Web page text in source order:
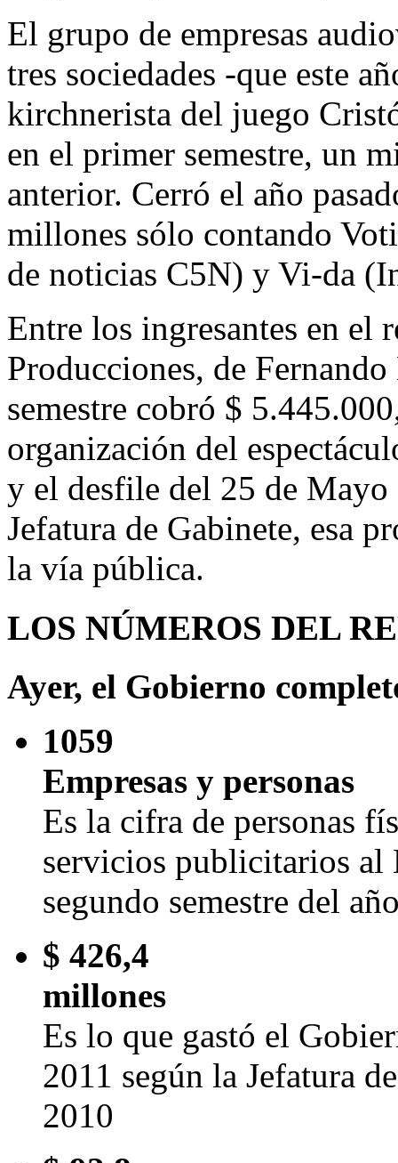
El grupo de empresas
tres sociedades -que este
kirchnerista del juego
en el primer semestre, un
anterior. Cerró el año
millones sólo contando
de noticias C5N) y Vi-da
Entre los ingresantes en el
Producciones, de
semestre cobró $
organización del
y el desfile del 25 de
Jefatura de Gabinete, esa
la vía pública.
LOS NÚMEROS DEL
Ayer, el Gobierno
1059
Empresas y personas
Es la cifra de personas
servicios publicitarios al
segundo semestre del
$ 426,4
millones
Es lo que gastó el
2011 según la Jefatura
2010